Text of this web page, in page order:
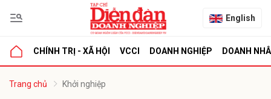
English
CHÍNH TRỊ - XÃ HỘI VCCI DOANH NGHIỆP DOANH
Trang chủ Khởi nghiệp
luận